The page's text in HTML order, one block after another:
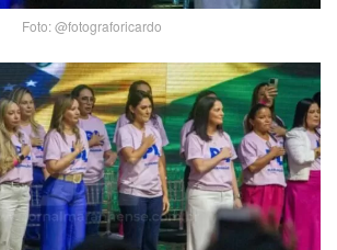
Foto: @fotograforicardo